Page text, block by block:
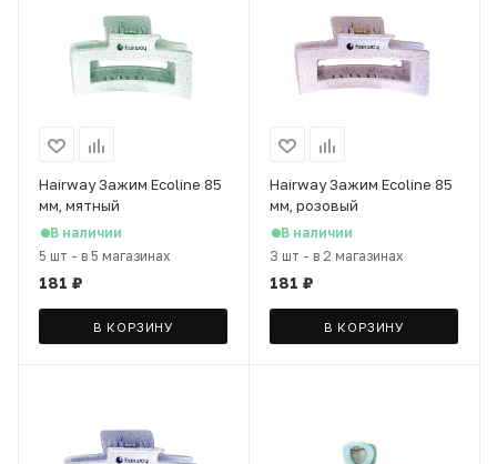
Hairway Зажим Ecoline 85
мм, мятный
В наличии
5 шт - в 5 магазинах
181 ₽
В КОРЗИНУ
Hairway Зажим Ecoline 85
мм, розовый
В наличии
3 шт - в 2 магазинах
181 ₽
В КОРЗИНУ